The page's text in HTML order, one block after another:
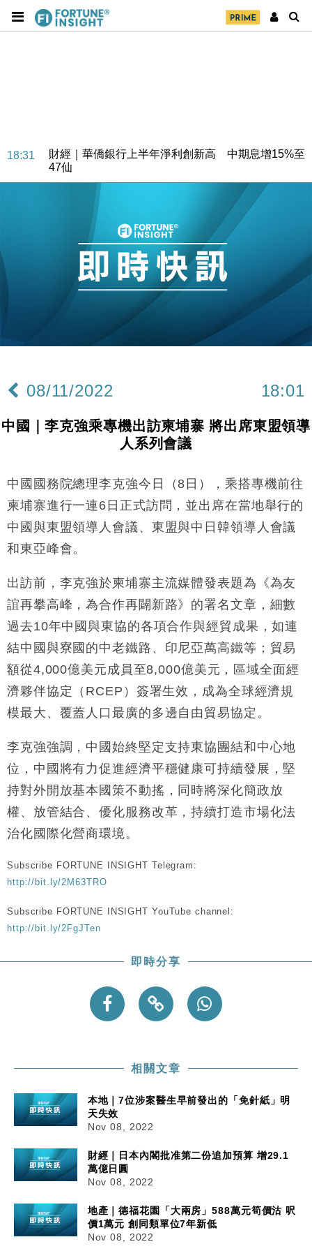
18:31
財經｜華僑銀行上半年淨利創新高 中期息增15%至
47仙
財經｜滙豐上調香港今年GDP預測至4.5% 看好貿易
及消費表現
本地｜假冒內地執法人員要求交「保證金」 43歲女子
損失近6900萬元
財經｜日經失守6.5萬點後回穩 全周仍升近2%
15:47
財經｜恒隆10月換帥 玩具「反」斗城亞洲CEO蔡德
財經｜韓股反覆波動收跌 連挫7周創逾3年最長跌勢
12:44
財經｜日本春季三度入市撐日圓 4月單日斥6.28萬億
11:12
國際｜特朗普料美伊戰事快結束 承認部分彈藥庫存緊
司
18:31
財經｜華僑銀行上半年淨利創新高 中期息增15%至
及消費表現
16:47
損失近6900萬元
16:05
財經｜日經失守6.5萬點後回穩 全周仍升近2%
15:47
財經｜恒隆10月換帥 玩具「反」斗城亞洲CEO蔡德
粦接任
15:11
財經｜韓股反覆波動收跌 連挫7周創逾3年最長跌勢
13:44
財經｜內地7月美元計價出口增近24%勝預期 貿易順
12:44
財經｜日本春季三度入市撐日圓 4月單日斥6.28萬億
日圓干預創新高
11:12
國際｜特朗普料美伊戰事快結束 承認部分彈藥庫存緊
張
15:59
財經｜SA售股自救後再出手 斥4億美元押注未上市公
司
08/11/2022 18:01
中國｜李克強乘專機出訪柬埔寨 將出席東盟領導
人系列會議
中國國務院總理李克強今日（8日），乘搭專機前往
柬埔寨進行一連6日正式訪問，並出席在當地舉行的
中國與東盟領導人會議、東盟與中日韓領導人會議
和東亞峰會。
出訪前，李克強於柬埔寨主流媒體發表題為《為友
誼再攀高峰，為合作再闢新路》的署名文章，細數
過去10年中國與東協的各項合作與經貿成果，如連
結中國與寮國的中老鐵路、印尼亞萬高鐵等；貿易
額從4,000億美元成員至8,000億美元，區域全面經
濟夥伴協定（RCEP）簽署生效，成為全球經濟規
模最大、覆蓋人口最廣的多邊自由貿易協定。
李克強強調，中國始終堅定支持東協團結和中心地
位，中國將有力促進經濟平穩健康可持續發展，堅
持對外開放基本國策不動搖，同時將深化簡政放
權、放管結合、優化服務改革，持續打造市場化法
治化國際化營商環境。
Subscribe FORTUNE INSIGHT Telegram:
http://bit.ly/2M63TRO
Subscribe FORTUNE INSIGHT YouTube channel:
http://bit.ly/2FgJTen
即時分享
相關文章
本地｜7位涉案醫生早前發出的「免針紙」明
天失效
Nov 08, 2022
財經｜日本內閣批准第二份追加預算 增29.1
萬億日圓
Nov 08, 2022
地產｜德福花園「大兩房」588萬元筍價沽 呎
價1萬元 創同類單位7年新低
Nov 08, 2022